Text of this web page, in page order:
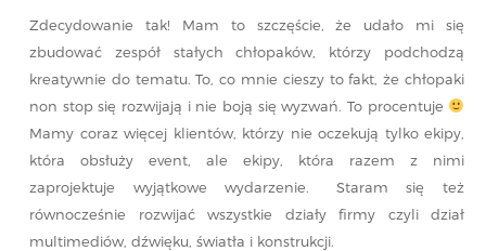
Zdecydowanie tak! Mam to szczęście, że udało mi się
zbudować zespół stałych chłopaków, którzy podchodzą
kreatywnie do tematu. To, co mnie cieszy to fakt, że chłopaki
non stop się rozwijają i nie boją się wyzwań. To procentuje
Mamy coraz więcej klientów, którzy nie oczekują tylko ekipy,
która obsłuży event, ale ekipy, która razem z nimi
zaprojektuje wyjątkowe wydarzenie. Staram się też
równocześnie rozwijać wszystkie działy firmy czyli dział
multimediów, dźwięku, światła i konstrukcji.